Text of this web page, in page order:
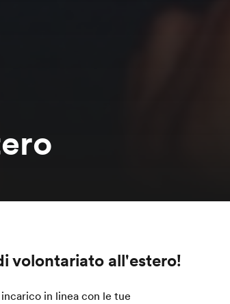
volontariato all'estero!
in linea con le tue